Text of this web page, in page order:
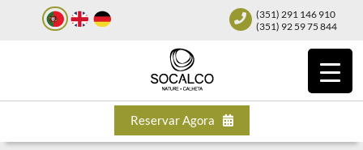
(351) 291 146 910
(351) 92 59 75 844
Reservar Agora